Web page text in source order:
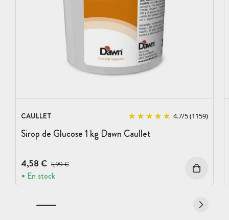
CAULLET 4.7/5(1159)
Sirop de Glucose 1 kg Dawn Caullet
4,58 € Prix avant réduction :
5,99 €
En stock